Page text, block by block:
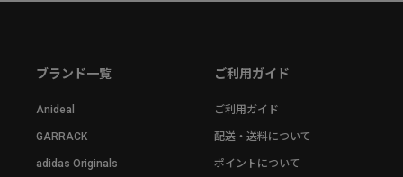
ブランド一覧
Anideal
GARRACK
adidas Originals
ご利用ガイド
ご利用ガイド
配送・送料について
ポイントについて